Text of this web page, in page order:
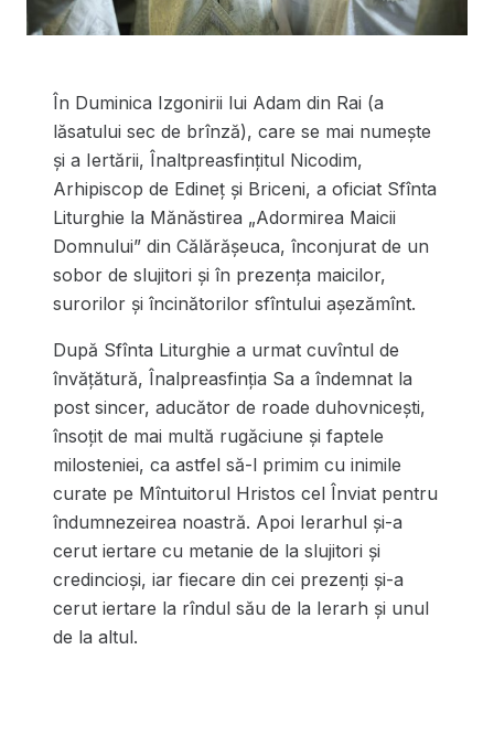
În Duminica Izgonirii lui Adam din Rai (a
lăsatului sec de brînză), care se mai numește
și a Iertării, Înaltpreasfințitul Nicodim,
Arhipiscop de Edineț și Briceni, a oficiat Sfînta
Liturghie la Mănăstirea „Adormirea Maicii
Domnului” din Călărășeuca, înconjurat de un
sobor de slujitori și în prezența maicilor,
surorilor și încinătorilor sfîntului așezămînt.
După Sfînta Liturghie a urmat cuvîntul de
învățătură, Înalpreasfinția Sa a îndemnat la
post sincer, aducător de roade duhovnicești,
însoțit de mai multă rugăciune și faptele
milosteniei, ca astfel să-l primim cu inimile
curate pe Mîntuitorul Hristos cel Înviat pentru
îndumnezeirea noastră. Apoi Ierarhul și-a
cerut iertare cu metanie de la slujitori și
credincioși, iar fiecare din cei prezenți și-a
cerut iertare la rîndul său de la Ierarh și unul
de la altul.